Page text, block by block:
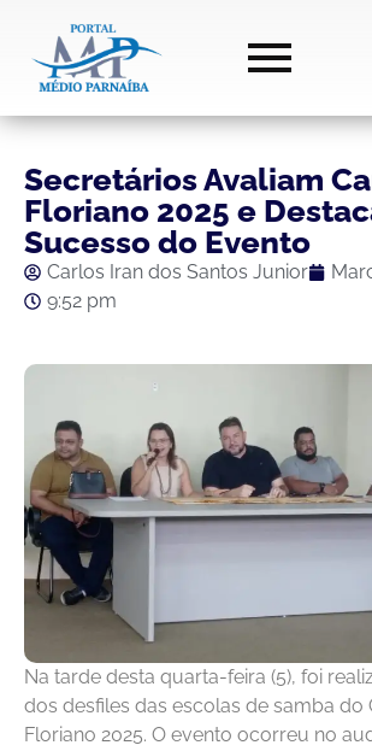
Secretários Avaliam
Floriano 2025 e
Sucesso do Evento
Carlos Iran dos Santos Junior
9:52 pm
Na tarde desta quarta-feira (5), foi
dos desfiles das escolas de samba do
Floriano 2025. O evento ocorreu no